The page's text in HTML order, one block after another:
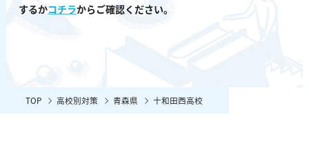
するかコチラからご確認ください。
TOP 高校別対策 青森県 十和田西高校